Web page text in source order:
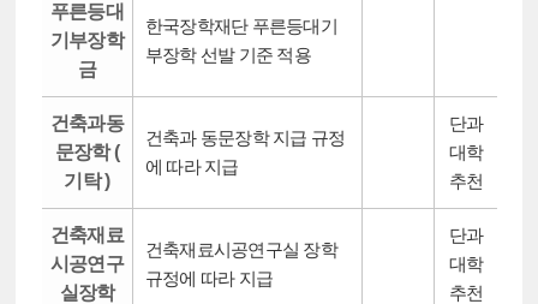
푸른등대
기부장학
금
한국장학재단 푸른등대기
부장학 선발 기준 적용
건축과동
문장학 (
기탁 )
건축과 동문장학 지급 규정
에 따라 지급
단과
대학
추천
건축재료
시공연구
실장학
건축재료시공연구실 장학
규정에 따라 지급
단과
대학
추천